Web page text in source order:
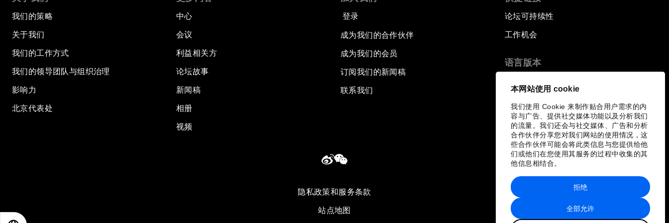
本网站使用 cookie
我们使用 Cookie 来制作贴合用户需求的内
容与广告、提供社交媒体功能以及分析我们
的流量。我们还会与社交媒体、广告和分析
合作伙伴分享您对我们网站的使用情况，这
些合作伙伴可能会将此类信息与您提供给他
们或他们在您使用其服务的过程中收集的其
他信息相结合。
全部允许
拒绝
我们的策略
关于我们
我们的工作方式
我们的领导团队与组织治理
影响力
北京代表处
中心
会议
利益相关方
论坛故事
新闻稿
相册
视频
登录
成为我们的合作伙伴
成为我们的会员
订阅我们的新闻稿
联系我们
论坛可持续性
工作机会
语言版本
隐私政策和服务条款
站点地图